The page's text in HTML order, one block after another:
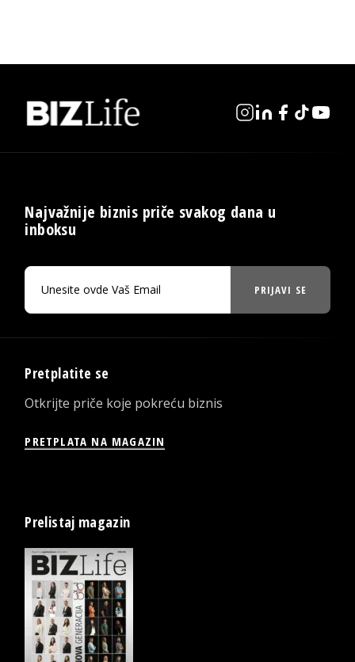
Najvažnije biznis priče svakog dana u
inboksu
PRIJAVI SE
Pretplatite se
Otkrijte priče koje pokreću biznis
PRETPLATA NA MAGAZIN
Prelistaj magazin